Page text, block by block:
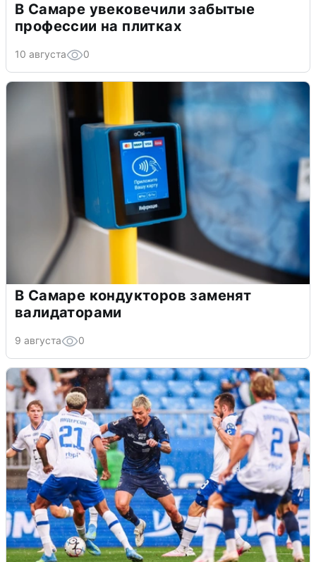
В Самаре увековечили забытые
профессии на плитках
10 августа 0
В Самаре кондукторов заменят
валидаторами
9 августа 0